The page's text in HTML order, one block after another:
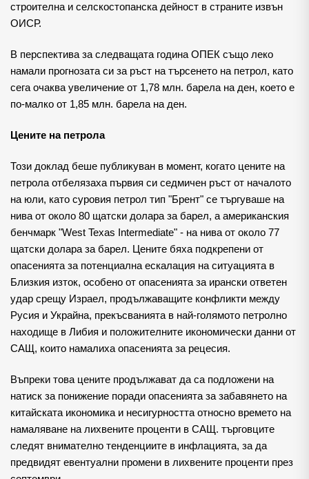
строителна и селскостопанска дейност в страните извън
ОИСР.
В перспектива за следващата година ОПЕК също леко
намали прогнозата си за ръст на търсенето на петрол, като
сега очаква увеличение от 1,78 млн. барела на ден, което е
по-малко от 1,85 млн. барела на ден.
Цените на петрола
Този доклад беше публикуван в момент, когато цените на
петрола отбелязаха първия си седмичен ръст от началото
на юли, като суровия петрол тип "Брент" се търгуваше на
нива от около 80 щатски долара за барел, а американския
бенчмарк "West Texas Intermediate" - на нива от около 77
щатски долара за барел. Цените бяха подкрепени от
опасенията за потенциална ескалация на ситуацията в
Близкия изток, особено от опасенията за ирански ответен
удар срещу Израел, продължаващите конфликти между
Русия и Украйна, прекъсванията в най-голямото петролно
находище в Либия и положителните икономически данни от
САЩ, които намалиха опасенията за рецесия.
Въпреки това цените продължават да са подложени на
натиск за понижение поради опасенията за забавянето на
китайската икономика и несигурността относно времето на
намаляване на лихвените проценти в САЩ. търговците
следят внимателно тенденциите в инфлацията, за да
предвидят евентуални промени в лихвените проценти през